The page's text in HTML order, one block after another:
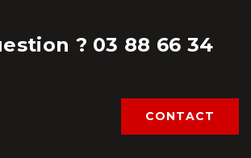
? 03 88 66 34
CONTACT